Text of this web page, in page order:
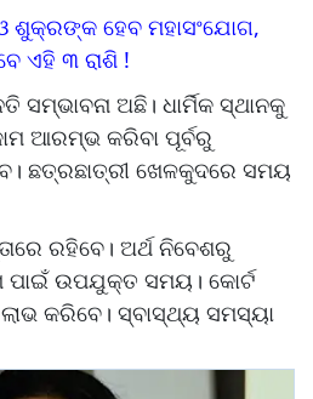
ଶୁକ୍ରଙ୍କ ହେବ ମହାସଂଯୋଗ,
ଏହି ୩ ରାଶି !
ଅଛି। ଧାର୍ମିକ ସ୍ଥାନକୁ
ଆରମ୍ଭ କରିବା ପୂର୍ବରୁ
ଛତ୍ରଛାତ୍ରୀ ଖେଳକୁଦରେ ସମୟ
ରହିବେ। ଅର୍ଥ ନିବେଶରୁ
ପାଇଁ ଉପଯୁକ୍ତ ସମୟ। କୋର୍ଟ
କରିବେ। ସ୍ବାସ୍ଥ୍ୟ ସମସ୍ୟା